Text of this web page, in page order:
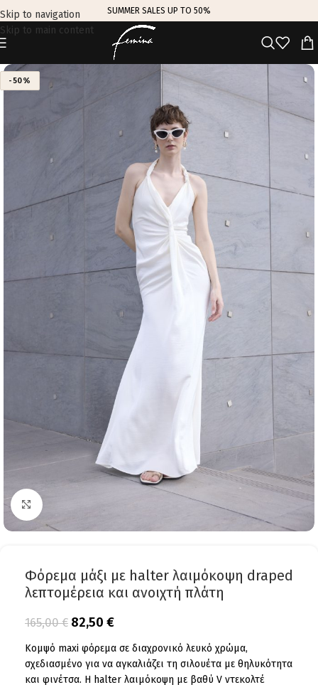
Skip to navigation
Skip to main content
SUMMER SALES UP TO 50%
-50%
Click to enlarge
Φόρεμα μάξι με halter λαιμόκοψη draped
λεπτομέρεια και ανοιχτή πλάτη
165,00€ 82,50 €
Κομψό maxi φόρεμα σε διαχρονικό λευκό χρώμα,
σχεδιασμένο για να αγκαλιάζει τη σιλουέτα με θηλυκότητα
και φινέτσα. Η halter λαιμόκοψη με βαθύ V ντεκολτέ